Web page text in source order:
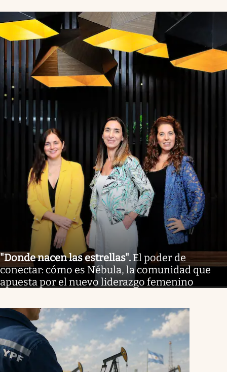
"Donde nacen las estrellas". El poder de
conectar: cómo es Nébula, la comunidad que
apuesta por el nuevo liderazgo femenino